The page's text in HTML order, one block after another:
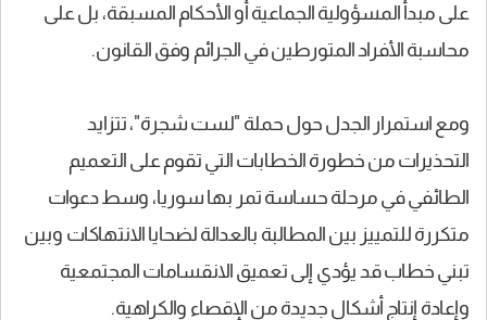
على مبدأ المسؤولية الجماعية أو الأحكام المسبقة، بل على
محاسبة الأفراد المتورطين في الجرائم وفق القانون.
ومع استمرار الجدل حول حملة "لست شجرة"، تتزايد
التحذيرات من خطورة الخطابات التي تقوم على التعميم
الطائفي في مرحلة حساسة تمر بها سوريا، وسط دعوات
متكررة للتمييز بين المطالبة بالعدالة لضحايا الانتهاكات وبين
تبني خطاب قد يؤدي إلى تعميق الانقسامات المجتمعية
وإعادة إنتاج أشكال جديدة من الإقصاء والكراهية.